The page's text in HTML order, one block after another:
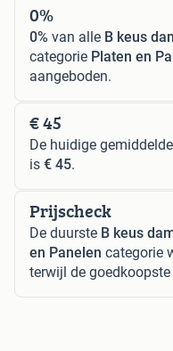
0%
0% van alle B keus
categorie Platen en
aangeboden.
€ 45
De huidige
is € 45.
Prijscheck
De duurste B keus
en Panelen categorie
terwijl de